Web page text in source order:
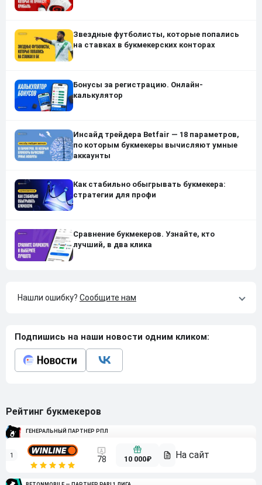
Звездные футболисты, которые попались
на ставках в букмекерских конторах
Бонусы за регистрацию. Онлайн-
калькулятор
Инсайд трейдера Betfair — 18 параметров,
по которым букмекеры вычисляют умные
аккаунты
Как стабильно обыгрывать букмекера:
стратегии для профи
Сравнение букмекеров. Узнайте, кто
лучший, в два клика
Нашли ошибку? Сообщите нам
Подпишись на наши новости одним кликом:
Рейтинг букмекеров
ГЕНЕРАЛЬНЫЙ ПАРТНЕР РПЛ
1 78 10 000₽